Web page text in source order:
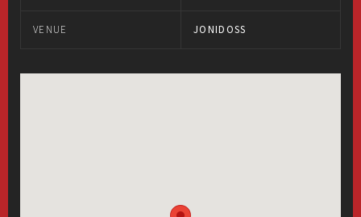
VENUE JONIDOSS